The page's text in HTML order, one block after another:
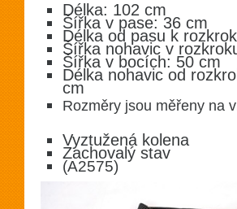
Délka: 102 cm
Šířka v pase: 36 cm
Délka od pasu k
Šířka nohavic v
Šířka v bocích: 50 cm
Délka nohavic od
cm
Rozměry jsou měřeny na
Vyztužená kolena
Zachovalý stav
(A2575)